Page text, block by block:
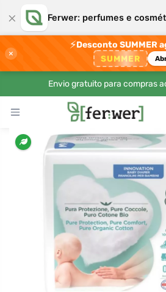
× Ferwer: perfumes e
×
⚡Desconto SUMMER
SUMMER
Envio gratuito para compras